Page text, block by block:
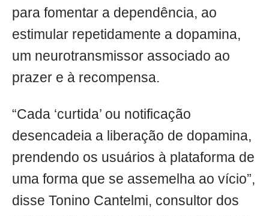
para fomentar a dependência, ao
estimular repetidamente a dopamina,
um neurotransmissor associado ao
prazer e à recompensa.
“Cada ‘curtida’ ou notificação
desencadeia a liberação de dopamina,
prendendo os usuários à plataforma de
uma forma que se assemelha ao vício”,
disse Tonino Cantelmi, consultor dos